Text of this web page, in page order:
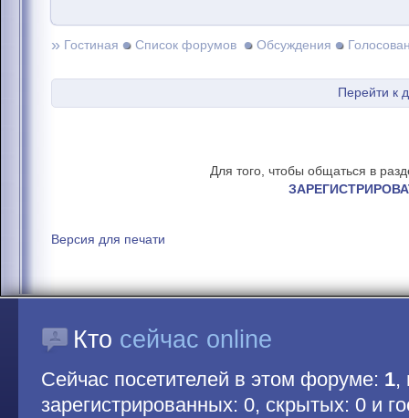
» Гостиная Список форумов Обсуждения
Перейти к
Для того, чтобы общаться в
Версия для печати
Кто сейчас online
Сейчас посетителей в этом форуме: 1,
зарегистрированных: 0, скрытых: 0 и